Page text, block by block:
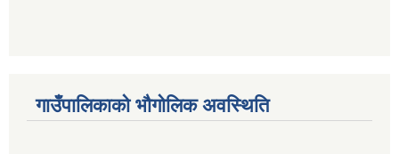
गाउँपालिकाको भौगोलिक अवस्थिति